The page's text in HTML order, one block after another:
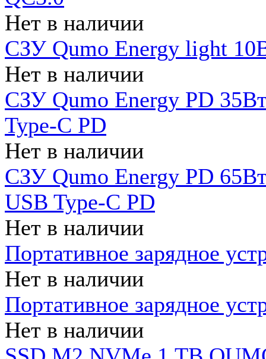
Нет в наличии
СЗУ Qumo Energy light
Нет в наличии
СЗУ Qumo Energy PD
Type-C PD
Нет в наличии
СЗУ Qumo Energy PD
USB Type-C PD
Нет в наличии
Портативное зарядное
Нет в наличии
Портативное зарядное
Нет в наличии